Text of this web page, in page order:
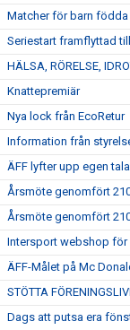
Matcher för barn födda
Seriestart framflyttad
HÄLSA, RÖRELSE,
Knattepremiär
Nya lock från EcoRetur
Information från
ÄFF lyfter upp egen
Årsmöte genomfört
Årsmöte genomfört
Intersport webshop för
ÄFF-Målet på Mc
STÖTTA
Dags att putsa era